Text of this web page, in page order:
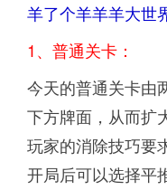
羊了个羊羊羊大世
1、普通关卡：
今天的普通关卡由
下方牌面，从而扩
玩家的消除技巧要
开局后可以选择平